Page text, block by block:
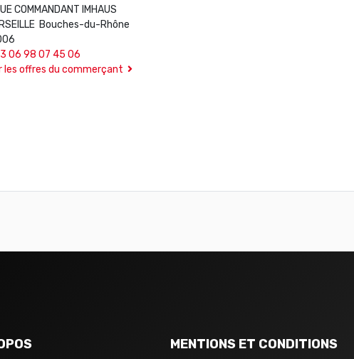
COMMANDANT IMHAUS
Bouches-du-Rhône
06 98 07 45 06
les offres du commerçant
MENTIONS ET CONDITIONS